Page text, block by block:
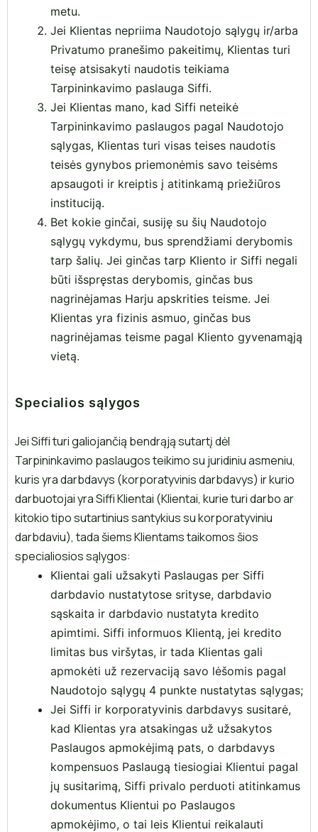
metu.
Jei Klientas nepriima Naudotojo sąlygų ir/arba
Privatumo pranešimo pakeitimų, Klientas turi
teisę atsisakyti naudotis teikiama
Tarpininkavimo paslauga Siffi.
Jei Klientas mano, kad Siffi neteikė
Tarpininkavimo paslaugos pagal Naudotojo
sąlygas, Klientas turi visas teises naudotis
teisės gynybos priemonėmis savo teisėms
apsaugoti ir kreiptis į atitinkamą priežiūros
instituciją.
Bet kokie ginčai, susiję su šių Naudotojo
sąlygų vykdymu, bus sprendžiami derybomis
tarp šalių. Jei ginčas tarp Kliento ir Siffi negali
būti išspręstas derybomis, ginčas bus
nagrinėjamas Harju apskrities teisme. Jei
Klientas yra fizinis asmuo, ginčas bus
nagrinėjamas teisme pagal Kliento gyvenamąją
vietą.
Specialios sąlygos
Jei Siffi turi galiojančią bendrąją sutartį dėl
Tarpininkavimo paslaugos teikimo su juridiniu asmeniu,
kuris yra darbdavys (korporatyvinis darbdavys) ir kurio
darbuotojai yra Siffi Klientai (Klientai, kurie turi darbo ar
kitokio tipo sutartinius santykius su korporatyviniu
darbdaviu), tada šiems Klientams taikomos šios
specialiosios sąlygos:
Klientai gali užsakyti Paslaugas per Siffi
darbdavio nustatytose srityse, darbdavio
sąskaita ir darbdavio nustatyta kredito
apimtimi. Siffi informuos Klientą, jei kredito
limitas bus viršytas, ir tada Klientas gali
apmokėti už rezervaciją savo lėšomis pagal
Naudotojo sąlygų 4 punkte nustatytas sąlygas;
Jei Siffi ir korporatyvinis darbdavys susitarė,
kad Klientas yra atsakingas už užsakytos
Paslaugos apmokėjimą pats, o darbdavys
kompensuos Paslaugą tiesiogiai Klientui pagal
jų susitarimą, Siffi privalo perduoti atitinkamus
dokumentus Klientui po Paslaugos
apmokėjimo, o tai leis Klientui reikalauti